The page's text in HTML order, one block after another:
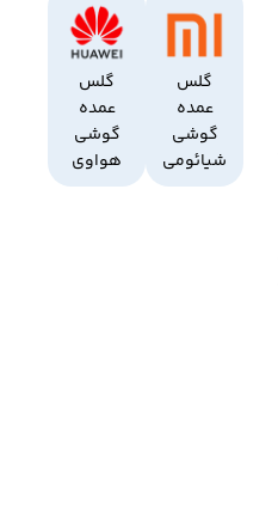
گلس
عمده
گوشی
شیائومی
گلس
عمده
گوشی
هواوی